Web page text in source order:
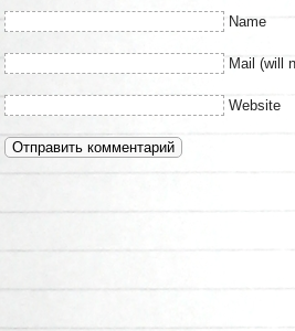
Name
Mail (will
Website